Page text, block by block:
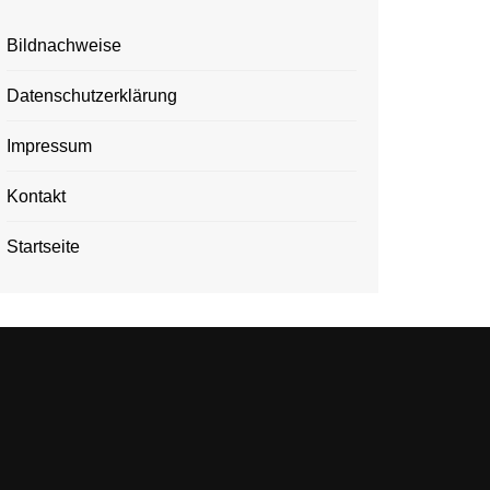
Bildnachweise
Datenschutzerklärung
Impressum
Kontakt
Startseite